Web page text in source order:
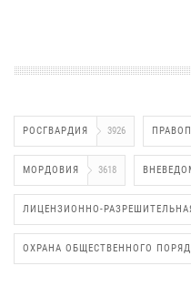
РОСГВАРДИЯ 3926
МОРДОВИЯ 3618
ЛИЦЕНЗИОННО-
ОХРАНА ОБЩЕСТВЕННОГО